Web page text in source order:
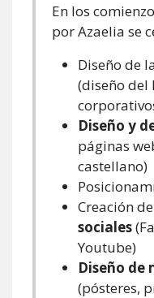
En los
por Azaelia se
Diseño de
(diseño del
Diseño y
páginas
castellano)
Creación de
sociales
Youtube)
Diseño
(pósteres,